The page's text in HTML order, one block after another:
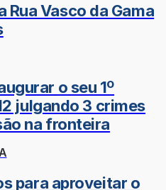
Rua Vasco da Gama
o seu 1º
julgando 3 crimes
na fronteira
para aproveitar o